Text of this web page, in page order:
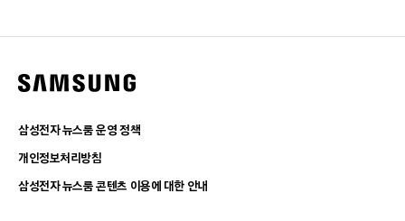
삼성전자 뉴스룸 운영 정책
개인정보처리방침
삼성전자 뉴스룸 콘텐츠 이용에 대한 안내